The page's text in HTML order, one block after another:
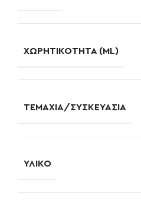
ΧΩΡΗΤΙΚΌΤΗΤΑ (ML)
ΤΕΜΆΧΙΑ/ΣΥΣΚΕΥΑΣΊΑ
ΥΛΙΚΌ